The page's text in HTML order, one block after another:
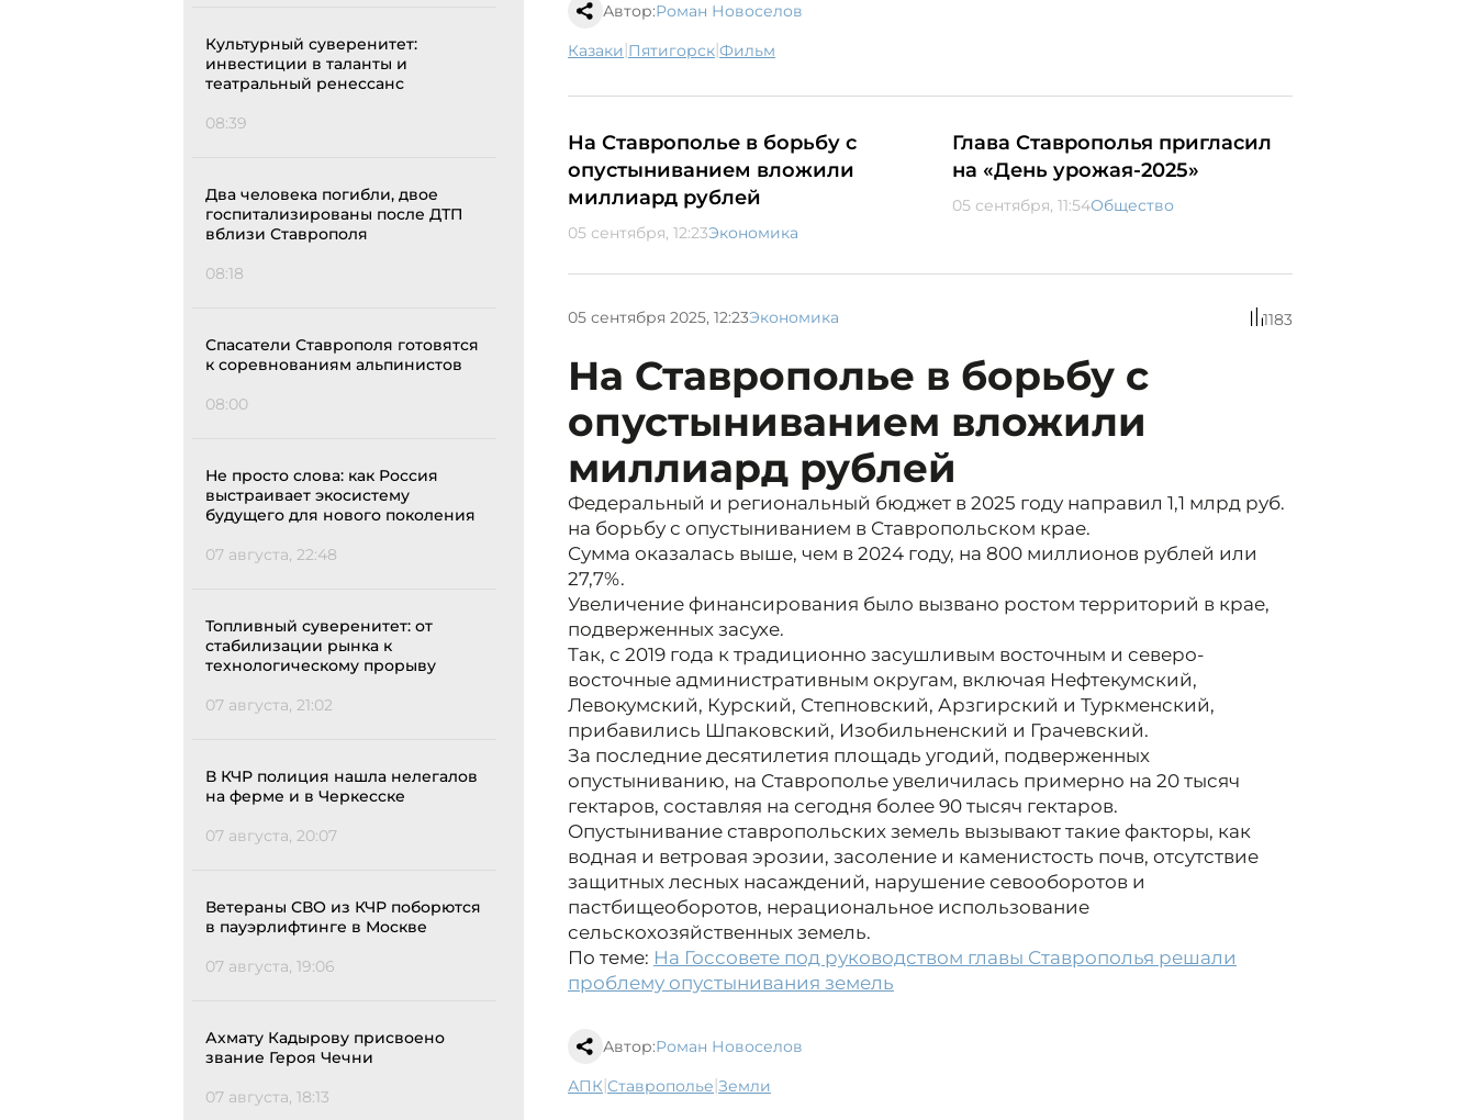
Культурный суверенитет:
инвестиции в таланты и
театральный ренессанс
08:39
Два человека погибли, двое
госпитализированы после ДТП
вблизи Ставрополя
08:18
Спасатели Ставрополя готовятся
к соревнованиям альпинистов
08:00
Не просто слова: как Россия
выстраивает экосистему
будущего для нового поколения
07 августа, 22:48
Топливный суверенитет: от
стабилизации рынка к
технологическому прорыву
07 августа, 21:02
В КЧР полиция нашла нелегалов
на ферме и в Черкесске
07 августа, 20:07
Ветераны СВО из КЧР поборются
в пауэрлифтинге в Москве
07 августа, 19:06
Ахмату Кадырову присвоено
звание Героя Чечни
07 августа, 18:13
Автор:Роман Новоселов
казаки| Пятигорск| фильм
На Ставрополье в борьбу с
опустыниванием вложили
миллиард рублей
05 сентября, 12:23Экономика
Глава Ставрополья пригласил
на «День урожая-2025»
05 сентября, 11:54Общество
05 сентября 2025, 12:23Экономика 1183
На Ставрополье в борьбу с
опустыниванием вложили
миллиард рублей
Федеральный и региональный бюджет в 2025 году направил 1,1 млрд руб.
на борьбу с опустыниванием в Ставропольском крае.
Сумма оказалась выше, чем в 2024 году, на 800 миллионов рублей или
27,7%.
Увеличение финансирования было вызвано ростом территорий в крае,
подверженных засухе.
Так, с 2019 года к традиционно засушливым восточным и северо-
восточные административным округам, включая Нефтекумский,
Левокумский, Курский, Степновский, Арзгирский и Туркменский,
прибавились Шпаковский, Изобильненский и Грачевский.
За последние десятилетия площадь угодий, подверженных
опустыниванию, на Ставрополье увеличилась примерно на 20 тысяч
гектаров, составляя на сегодня более 90 тысяч гектаров.
Опустынивание ставропольских земель вызывают такие факторы, как
водная и ветровая эрозии, засоление и каменистость почв, отсутствие
защитных лесных насаждений, нарушение севооборотов и
пастбищеоборотов, нерациональное использование
сельскохозяйственных земель.
По теме: На Госсовете под руководством главы Ставрополья решали
проблему опустынивания земель
Автор:Роман Новоселов
АПК| Ставрополье| земли